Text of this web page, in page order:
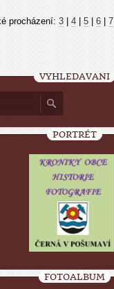
procházení: 3 4 5 6 7
VYHLEDÁVÁNÍ
PORTRÉT
FOTOALBUM